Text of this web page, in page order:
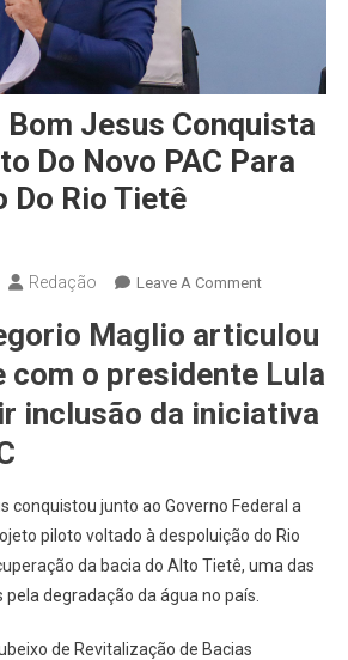
Bom Jesus Conquista
Do Novo PAC Para
Do Rio Tietê
Redação Leave A CommentOn
Do
Bom
Conquista
Do
Novo
Maglio articulou
com o presidente Lula
inclusão da iniciativa
conquistou junto ao Governo Federal a
piloto voltado à despoluição do Rio
da bacia do Alto Tietê, uma das
degradação da água no país.
de Revitalização de Bacias